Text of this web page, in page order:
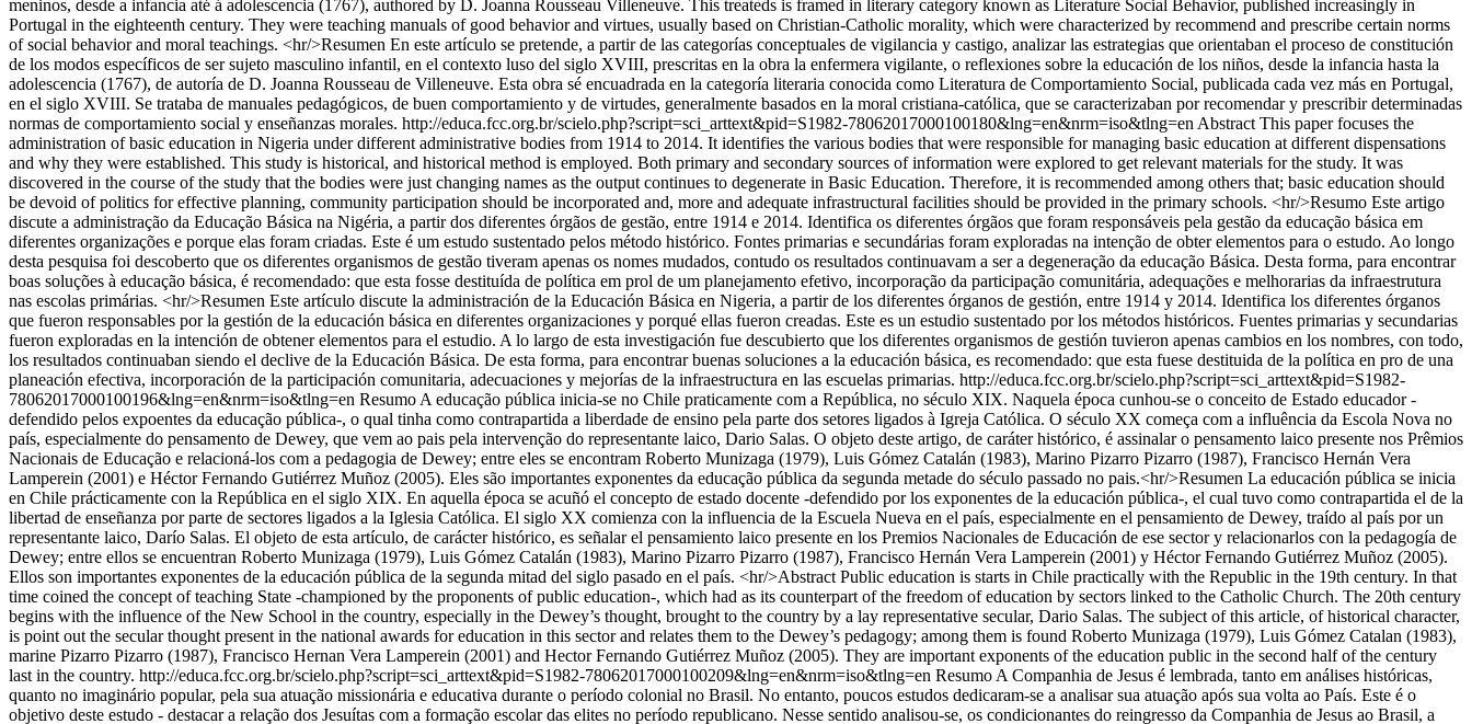
meninos, desde a infancia até á adolescencia (1767), authored by D. Joanna Rousseau Villeneuve. This treateds is framed in literary category known as Literature Social Behavior, published increasingly in
Portugal in the eighteenth century. They were teaching manuals of good behavior and virtues, usually based on Christian-Catholic morality, which were characterized by recommend and prescribe certain norms
of social behavior and moral teachings. <hr/>Resumen En este artículo se pretende, a partir de las categorías conceptuales de vigilancia y castigo, analizar las estrategias que orientaban el proceso de constitución
de los modos específicos de ser sujeto masculino infantil, en el contexto luso del siglo XVIII, prescritas en la obra la enfermera vigilante, o reflexiones sobre la educación de los niños, desde la infancia hasta la
adolescencia (1767), de autoría de D. Joanna Rousseau de Villeneuve. Esta obra sé encuadrada en la categoría literaria conocida como Literatura de Comportamiento Social, publicada cada vez más en Portugal,
en el siglo XVIII. Se trataba de manuales pedagógicos, de buen comportamiento y de virtudes, generalmente basados en la moral cristiana-católica, que se caracterizaban por recomendar y prescribir determinadas
normas de comportamiento social y enseñanzas morales. http://educa.fcc.org.br/scielo.php?script=sci_arttext&pid=S1982-78062017000100180&lng=en&nrm=iso&tlng=en Abstract This paper focuses the
administration of basic education in Nigeria under different administrative bodies from 1914 to 2014. It identifies the various bodies that were responsible for managing basic education at different dispensations
and why they were established. This study is historical, and historical method is employed. Both primary and secondary sources of information were explored to get relevant materials for the study. It was
discovered in the course of the study that the bodies were just changing names as the output continues to degenerate in Basic Education. Therefore, it is recommended among others that; basic education should
be devoid of politics for effective planning, community participation should be incorporated and, more and adequate infrastructural facilities should be provided in the primary schools. <hr/>Resumo Este artigo
discute a administração da Educação Básica na Nigéria, a partir dos diferentes órgãos de gestão, entre 1914 e 2014. Identifica os diferentes órgãos que foram responsáveis pela gestão da educação básica em
diferentes organizações e porque elas foram criadas. Este é um estudo sustentado pelos método histórico. Fontes primarias e secundárias foram exploradas na intenção de obter elementos para o estudo. Ao longo
desta pesquisa foi descoberto que os diferentes organismos de gestão tiveram apenas os nomes mudados, contudo os resultados continuavam a ser a degeneração da educação Básica. Desta forma, para encontrar
boas soluções à educação básica, é recomendado: que esta fosse destituída de política em prol de um planejamento efetivo, incorporação da participação comunitária, adequações e melhorarias da infraestrutura
nas escolas primárias. <hr/>Resumen Este artículo discute la administración de la Educación Básica en Nigeria, a partir de los diferentes órganos de gestión, entre 1914 y 2014. Identifica los diferentes órganos
que fueron responsables por la gestión de la educación básica en diferentes organizaciones y porqué ellas fueron creadas. Este es un estudio sustentado por los métodos históricos. Fuentes primarias y secundarias
fueron exploradas en la intención de obtener elementos para el estudio. A lo largo de esta investigación fue descubierto que los diferentes organismos de gestión tuvieron apenas cambios en los nombres, con todo,
los resultados continuaban siendo el declive de la Educación Básica. De esta forma, para encontrar buenas soluciones a la educación básica, es recomendado: que esta fuese destituida de la política en pro de una
planeación efectiva, incorporación de la participación comunitaria, adecuaciones y mejorías de la infraestructura en las escuelas primarias. http://educa.fcc.org.br/scielo.php?script=sci_arttext&pid=S1982-
78062017000100196&lng=en&nrm=iso&tlng=en Resumo A educação pública inicia-se no Chile praticamente com a República, no século XIX. Naquela época cunhou-se o conceito de Estado educador -
defendido pelos expoentes da educação pública-, o qual tinha como contrapartida a liberdade de ensino pela parte dos setores ligados à Igreja Católica. O século XX começa com a influência da Escola Nova no
país, especialmente do pensamento de Dewey, que vem ao pais pela intervenção do representante laico, Dario Salas. O objeto deste artigo, de caráter histórico, é assinalar o pensamento laico presente nos Prêmios
Nacionais de Educação e relacioná-los com a pedagogia de Dewey; entre eles se encontram Roberto Munizaga (1979), Luis Gómez Catalán (1983), Marino Pizarro Pizarro (1987), Francisco Hernán Vera
Lamperein (2001) e Héctor Fernando Gutiérrez Muñoz (2005). Eles são importantes exponentes da educação pública da segunda metade do século passado no pais.<hr/>Resumen La educación pública se inicia
en Chile prácticamente con la República en el siglo XIX. En aquella época se acuñó el concepto de estado docente -defendido por los exponentes de la educación pública-, el cual tuvo como contrapartida el de la
libertad de enseñanza por parte de sectores ligados a la Iglesia Católica. El siglo XX comienza con la influencia de la Escuela Nueva en el país, especialmente en el pensamiento de Dewey, traído al país por un
representante laico, Darío Salas. El objeto de esta artículo, de carácter histórico, es señalar el pensamiento laico presente en los Premios Nacionales de Educación de ese sector y relacionarlos con la pedagogía de
Dewey; entre ellos se encuentran Roberto Munizaga (1979), Luis Gómez Catalán (1983), Marino Pizarro Pizarro (1987), Francisco Hernán Vera Lamperein (2001) y Héctor Fernando Gutiérrez Muñoz (2005).
Ellos son importantes exponentes de la educación pública de la segunda mitad del siglo pasado en el país. <hr/>Abstract Public education is starts in Chile practically with the Republic in the 19th century. In that
time coined the concept of teaching State -championed by the proponents of public education-, which had as its counterpart of the freedom of education by sectors linked to the Catholic Church. The 20th century
begins with the influence of the New School in the country, especially in the Dewey’s thought, brought to the country by a lay representative secular, Dario Salas. The subject of this article, of historical character,
is point out the secular thought present in the national awards for education in this sector and relates them to the Dewey’s pedagogy; among them is found Roberto Munizaga (1979), Luis Gómez Catalan (1983),
marine Pizarro Pizarro (1987), Francisco Hernan Vera Lamperein (2001) and Hector Fernando Gutiérrez Muñoz (2005). They are important exponents of the education public in the second half of the century
last in the country. http://educa.fcc.org.br/scielo.php?script=sci_arttext&pid=S1982-78062017000100209&lng=en&nrm=iso&tlng=en Resumo A Companhia de Jesus é lembrada, tanto em análises históricas,
quanto no imaginário popular, pela sua atuação missionária e educativa durante o período colonial no Brasil. No entanto, poucos estudos dedicaram-se a analisar sua atuação após sua volta ao País. Este é o
objetivo deste estudo - destacar a relação dos Jesuítas com a formação escolar das elites no período republicano. Nesse sentido analisou-se, os condicionantes do reingresso da Companhia de Jesus ao Brasil, a